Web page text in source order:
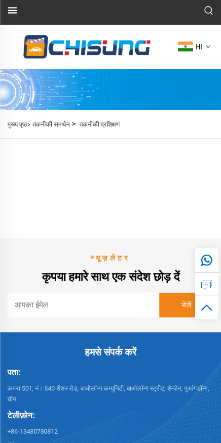
HI
मुख्य पृष्ठ> तकनीकी समर्थन>तकनीकी प्रशिक्षण
न्यूज़लेटर
कृपया हमारे साथ एक संदेश छोड़ दें
हमसे संपर्क करें
पता:
कमरा 501, नं। 640 शेंशन रोड, बाओलॉन्ग कम्युनिटी, बाओलॉन्ग स्ट्रीट, शेन्ज़ेन, गुआंगडॉन्ग,
चीन
टेलीफ़ोन:
+86-13480780812